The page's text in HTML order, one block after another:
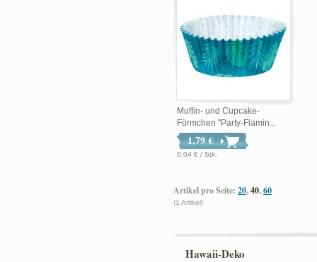
Muffin- und Cupcake-
Förmchen "Party-Flamin...
1,79 €
0,04 € / Stk.
Artikel pro Seite: 20,40,60
(1 Artikel)
Hawaii-Deko